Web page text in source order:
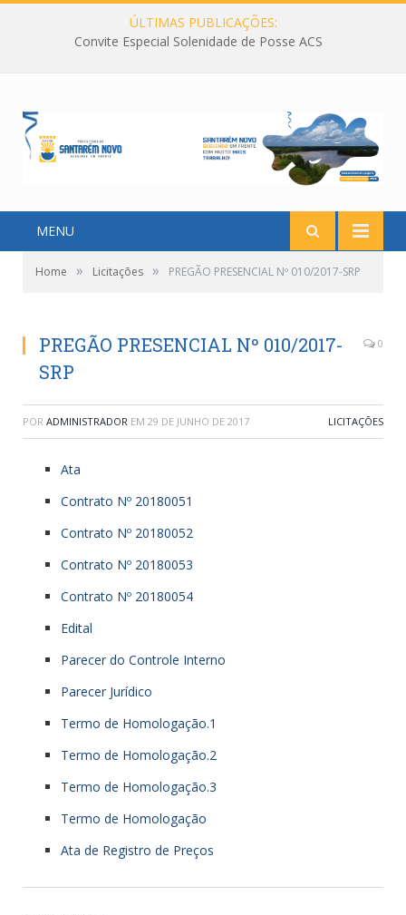
ÚLTIMAS PUBLICAÇÕES:
Convite Especial Solenidade de Posse ACS
MENU
Home » Licitações » PREGÃO PRESENCIAL Nº 010/2017-SRP
PREGÃO PRESENCIAL Nº 010/2017-
SRP
0
POR ADMINISTRADOR EM 29 DE JUNHO DE 2017 LICITAÇÕES
Ata
Contrato Nº 20180051
Contrato Nº 20180052
Contrato Nº 20180053
Contrato Nº 20180054
Edital
Parecer do Controle Interno
Parecer Jurídico
Termo de Homologação.1
Termo de Homologação.2
Termo de Homologação.3
Termo de Homologação
Ata de Registro de Preços